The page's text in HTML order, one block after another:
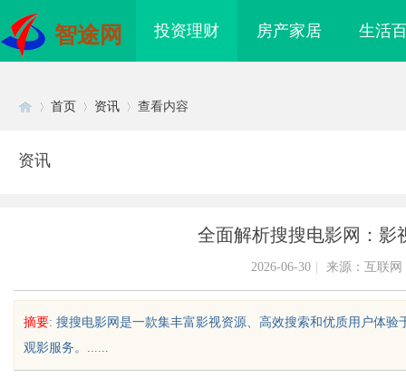
智途网 投资理财 房产家居 生活
首页 资讯 查看内容
资讯
全面解析搜搜电影网：影
2026-06-30 来源：互联网
摘要: 搜搜电影网是一款集丰富影视资源、高效搜索和优质用户体
观影服务。......